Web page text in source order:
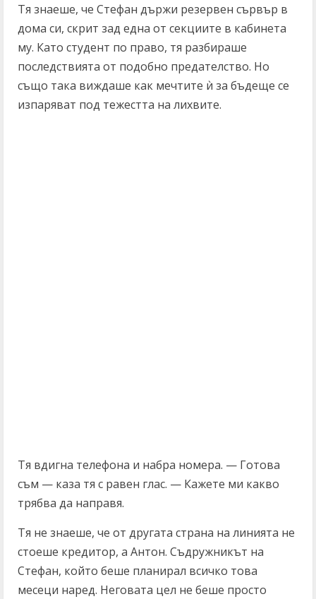
Тя знаеше, че Стефан държи резервен сървър в
дома си, скрит зад една от секциите в кабинета
му. Като студент по право, тя разбираше
последствията от подобно предателство. Но
също така виждаше как мечтите ѝ за бъдеще се
изпаряват под тежестта на лихвите.
Тя вдигна телефона и набра номера. — Готова
съм — каза тя с равен глас. — Кажете ми какво
трябва да направя.
Тя не знаеше, че от другата страна на линията не
стоеше кредитор, а Антон. Съдружникът на
Стефан, който беше планирал всичко това
месеци наред. Неговата цел не беше просто